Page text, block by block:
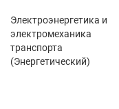
Электроэнергетика и
электромеханика
транспорта
(Энергетический)